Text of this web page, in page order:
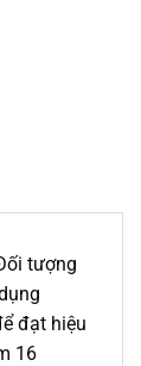
tượng
đạt hiệu
16